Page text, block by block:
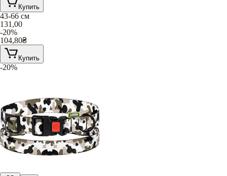
Купить
43-66 см
131,00
-20%
104,80₴
Купить
-20%